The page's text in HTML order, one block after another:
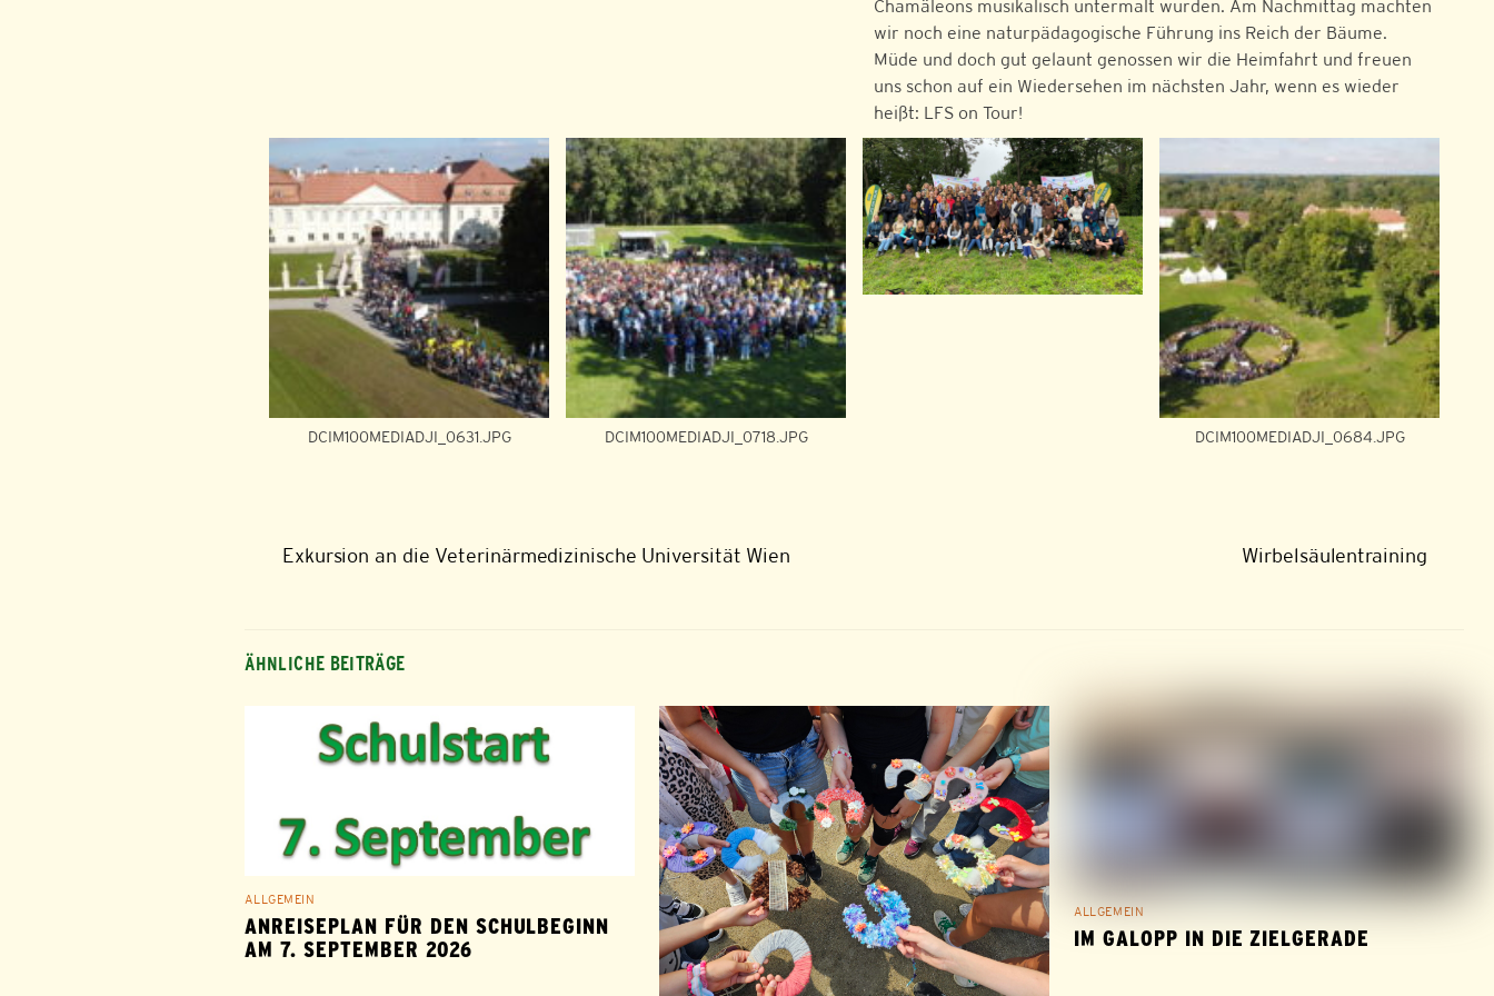
Chamäleons musikalisch untermalt wurden. Am Nachmittag machten
wir noch eine naturpädagogische Führung ins Reich der Bäume.
Müde und doch gut gelaunt genossen wir die Heimfahrt und freuen
uns schon auf ein Wiedersehen im nächsten Jahr, wenn es wieder
heißt: LFS on Tour!
DCIM100MEDIADJI_0631.JPG DCIM100MEDIADJI_0718.JPG DCIM100MEDIADJI_0684.JPG
Exkursion an die Veterinärmedizinische Universität Wien Wirbelsäulentraining
ÄHNLICHE BEITRÄGE
ALLGEMEIN
ANREISEPLAN FÜR DEN SCHULBEGINN
AM 7. SEPTEMBER 2026
ALLGEMEIN
IM GALOPP IN DIE ZIELGERADE